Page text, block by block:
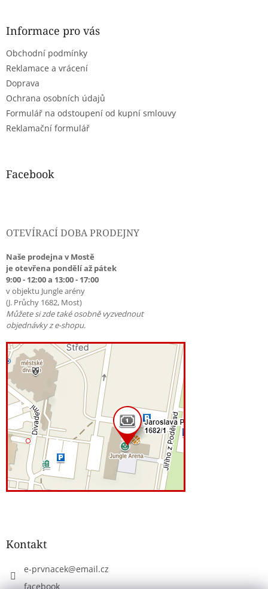
Informace pro vás
Obchodní podmínky
Reklamace a vrácení
Doprava
Ochrana osobních údajů
Formulář na odstoupení od kupní smlouvy
Reklamační formulář
Facebook
OTEVÍRACÍ DOBA PRODEJNY
Naše prodejna v Mostě
je otevřena pondělí až pátek
9:00 - 12:00 a 13:00 - 17:00
v objektu Jungle arény
(J. Průchy 1682, Most)
Můžete si zde také osobně vyzvednout
objednávky z e-shopu.
Kontakt
e-prvnacek@email.cz
facebook